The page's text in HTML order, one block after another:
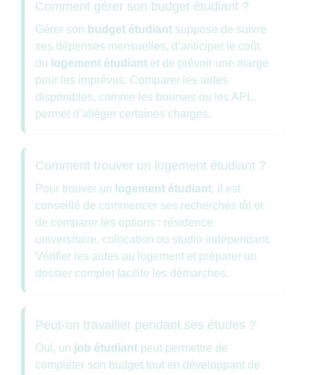
Comment gérer son budget étudiant ?
Gérer son budget étudiant suppose de suivre
ses dépenses mensuelles, d’anticiper le coût
du logement étudiant et de prévoir une marge
pour les imprévus. Comparer les aides
disponibles, comme les bourses ou les APL,
permet d’alléger certaines charges.
Comment trouver un logement étudiant ?
Pour trouver un logement étudiant, il est
conseillé de commencer ses recherches tôt et
de comparer les options : résidence
universitaire, colocation ou studio indépendant.
Vérifier les aides au logement et préparer un
dossier complet facilite les démarches.
Peut-on travailler pendant ses études ?
Oui, un job étudiant peut permettre de
compléter son budget tout en développant de